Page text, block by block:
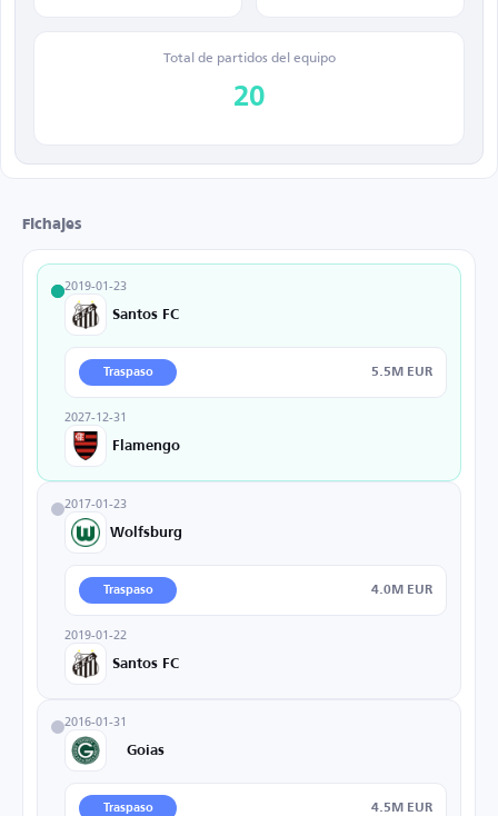
Total de partidos del equipo
20
Fichajes
2019-01-23
Santos FC
Traspaso 5.5M EUR
2027-12-31
Flamengo
2017-01-23
Wolfsburg
Traspaso 4.0M EUR
2019-01-22
Santos FC
2016-01-31
Goias
Traspaso 4.5M EUR